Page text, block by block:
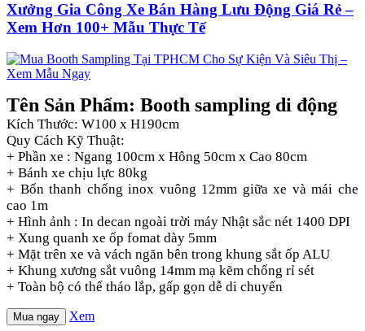
Xưởng Gia Công Xe Bán Hàng Lưu Động Giá Rẻ –
Xem Hơn 100+ Mẫu Thực Tế
Tên Sản Phẩm: Booth sampling di động
Kích Thước: W100 x H190cm
Quy Cách Kỹ Thuật:
+ Phần xe : Ngang 100cm x Hông 50cm x Cao 80cm
+ Bánh xe chịu lực 80kg
+ Bốn thanh chống inox vuông 12mm giữa xe và mái che
cao 1m
+ Hình ảnh : In decan ngoài trời máy Nhật sắc nét 1400 DPI
+ Xung quanh xe ốp fomat dày 5mm
+ Mặt trên xe và vách ngăn bên trong khung sắt ốp ALU
+ Khung xương sắt vuông 14mm mạ kẽm chống rỉ sét
+ Toàn bộ có thể tháo lắp, gấp gọn dễ di chuyển
Mua ngay Xem